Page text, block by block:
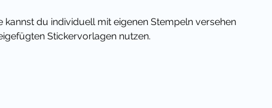
kannst du individuell mit eigenen Stempeln versehen
Stickervorlagen nutzen.